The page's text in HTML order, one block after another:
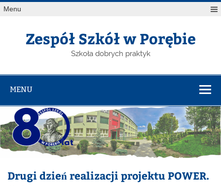
Menu
Zespół Szkół w Porębie
Szkoła dobrych praktyk
MENU
Drugi dzień realizacji projektu POWER.